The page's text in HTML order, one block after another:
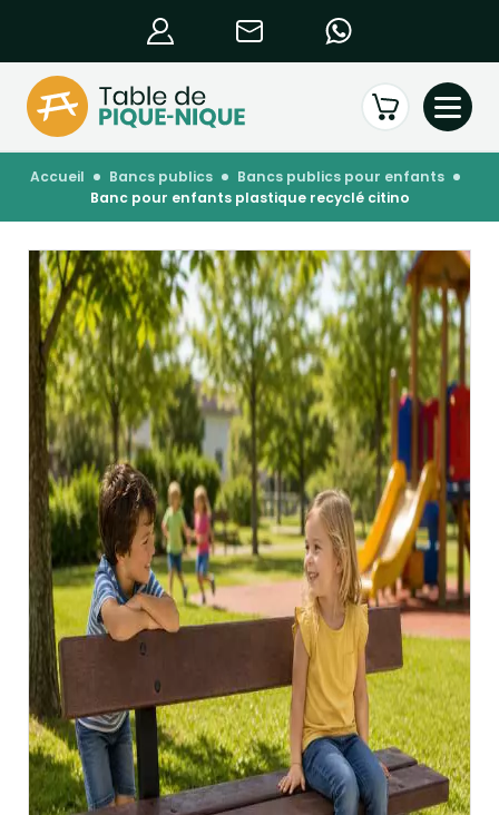
accueil bancs publics
bancs publics pour enfants
banc pour enfants plastique recyclé citino